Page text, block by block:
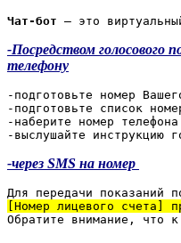
Чат-бот – это
-Посредством голосового
телефону
-подготовьте номер
-подготовьте список
-наберите номер
-выслушайте инструкцию
-через SMS на номер
Для передачи показаний
[Номер лицевого счета]
Обратите внимание, что